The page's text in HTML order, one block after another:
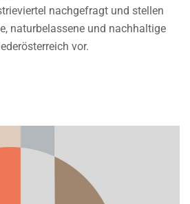
nachgefragt und stellen
naturbelassene und nachhaltige
vor.